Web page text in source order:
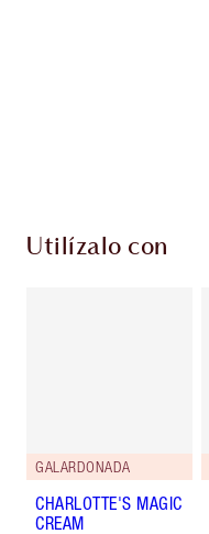
Utilízalo con
GALARDONADA
CHARLOTTE'S MAGIC
CREAM